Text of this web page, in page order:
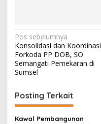
N
a
v
i
g
a
Pos sebelumnya
Konsolidasi dan Koordinasi
Forkoda PP DOB, SO
Semangati Pemekaran di
Sumsel
Posting Terkait
Kawal Pembangunan